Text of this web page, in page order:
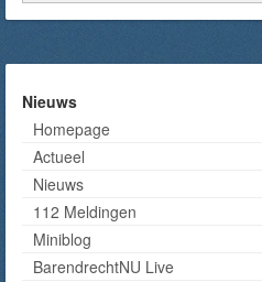
Nieuws
Homepage
Actueel
Nieuws
112 Meldingen
Miniblog
BarendrechtNU Live